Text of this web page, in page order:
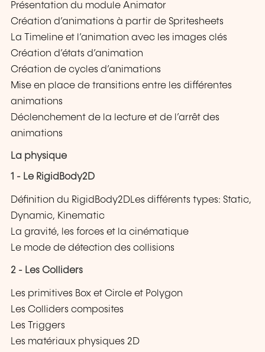
Présentation du module Animator
Création d’animations à partir de Spritesheets
La Timeline et l’animation avec les images clés
Création d’états d’animation
Création de cycles d’animations
Mise en place de transitions entre les différentes
animations
Déclenchement de la lecture et de l’arrêt des
animations
La physique
1 - Le RigidBody2D
Définition du RigidBody2DLes différents types: Static,
Dynamic, Kinematic
La gravité, les forces et la cinématique
Le mode de détection des collisions
2 - Les Colliders
Les primitives Box et Circle et Polygon
Les Colliders composites
Les Triggers
Les matériaux physiques 2D